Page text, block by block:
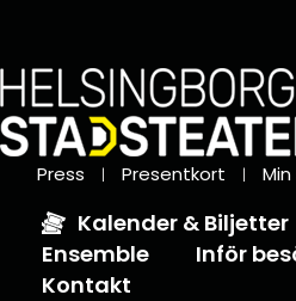
Press Presentkort
Kalender & Biljetter
Ensemble
Inför
Kontakt